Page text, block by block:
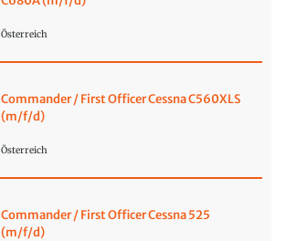
Österreich
Commander / First Officer Cessna C560XLS
(m/f/d)
Österreich
Commander / First Officer Cessna 525
(m/f/d)